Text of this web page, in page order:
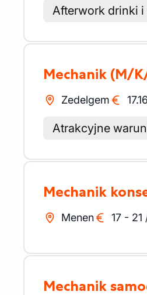
Afterwork drinki
Mechanik (M/
Zedelgem 17.16
Atrakcyjne
Mechanik
Menen 17 - 21
Mechanik